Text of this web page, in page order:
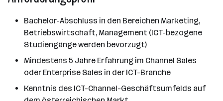
Bachelor-Abschluss in den Bereichen Marketing,
Betriebswirtschaft, Management (ICT-bezogene
Studiengänge werden bevorzugt)
Mindestens 5 Jahre Erfahrung im Channel Sales
oder Enterprise Sales in der ICT-Branche
Kenntnis des ICT-Channel-Geschäftsumfelds auf